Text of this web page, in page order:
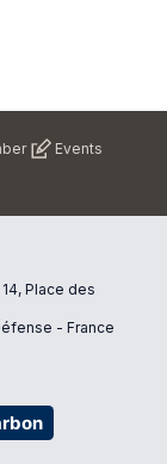
Events
Place des
- France